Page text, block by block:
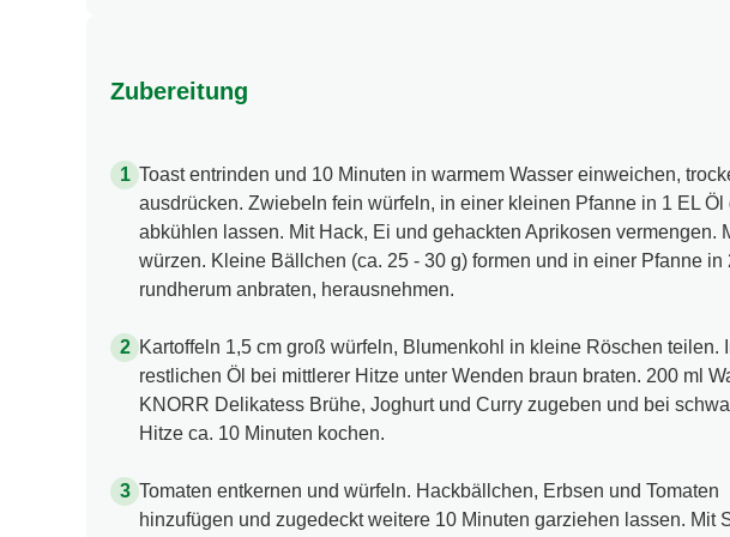
Zubereitung
Toast entrinden und 10 Minuten in warmem Wasser einweichen,
ausdrücken. Zwiebeln fein würfeln, in einer kleinen Pfanne in 1 EL Öl
abkühlen lassen. Mit Hack, Ei und gehackten Aprikosen vermengen.
würzen. Kleine Bällchen (ca. 25 - 30 g) formen und in einer Pfanne in
rundherum anbraten, herausnehmen.
Kartoffeln 1,5 cm groß würfeln, Blumenkohl in kleine Röschen teilen.
restlichen Öl bei mittlerer Hitze unter Wenden braun braten. 200 ml
KNORR Delikatess Brühe, Joghurt und Curry zugeben und bei
Hitze ca. 10 Minuten kochen.
Tomaten entkernen und würfeln. Hackbällchen, Erbsen und Tomaten
hinzufügen und zugedeckt weitere 10 Minuten garziehen lassen. Mit